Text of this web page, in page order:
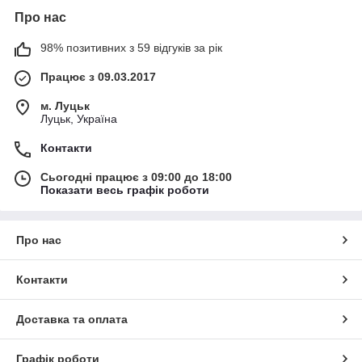
Про нас
98% позитивних з 59 відгуків за рік
Працює з 09.03.2017
м. Луцьк
Луцьк, Україна
Контакти
Сьогодні працює з 09:00 до 18:00
Показати весь графік роботи
Про нас
Контакти
Доставка та оплата
Графік роботи